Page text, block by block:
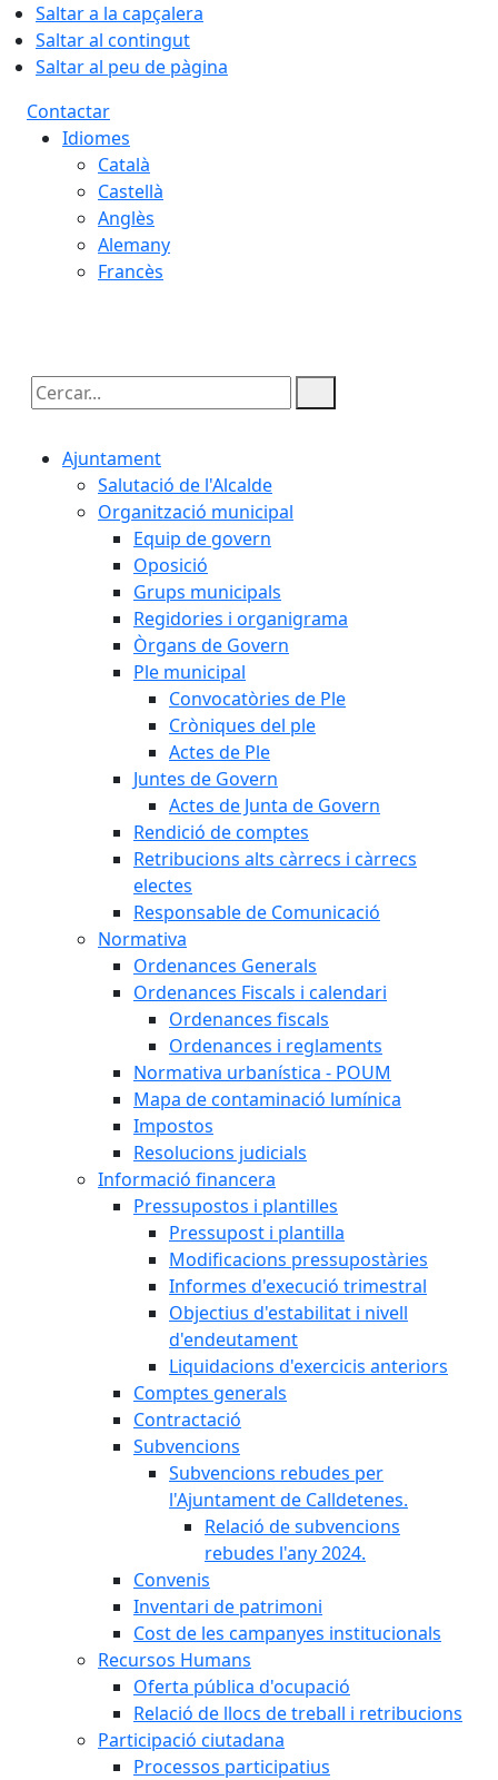
Saltar a la capçalera
Saltar al contingut
Saltar al peu de pàgina
Contactar
Idiomes
Català
Castellà
Anglès
Alemany
Francès
Cercar:
Ajuntament
Salutació de l'Alcalde
Organització municipal
Equip de govern
Oposició
Grups municipals
Regidories i organigrama
Òrgans de Govern
Ple municipal
Convocatòries de Ple
Cròniques del ple
Actes de Ple
Juntes de Govern
Actes de Junta de Govern
Rendició de comptes
Retribucions alts càrrecs i càrrecs
electes
Responsable de Comunicació
Normativa
Ordenances Generals
Ordenances Fiscals i calendari
Ordenances fiscals
Ordenances i reglaments
Normativa urbanística - POUM
Mapa de contaminació lumínica
Impostos
Resolucions judicials
Informació financera
Pressupostos i plantilles
Pressupost i plantilla
Modificacions pressupostàries
Informes d'execució trimestral
Objectius d'estabilitat i nivell
d'endeutament
Liquidacions d'exercicis anteriors
Comptes generals
Contractació
Subvencions
Subvencions rebudes per
l'Ajuntament de Calldetenes.
Relació de subvencions
rebudes l'any 2024.
Convenis
Inventari de patrimoni
Cost de les campanyes institucionals
Recursos Humans
Oferta pública d'ocupació
Relació de llocs de treball i retribucions
Participació ciutadana
Processos participatius